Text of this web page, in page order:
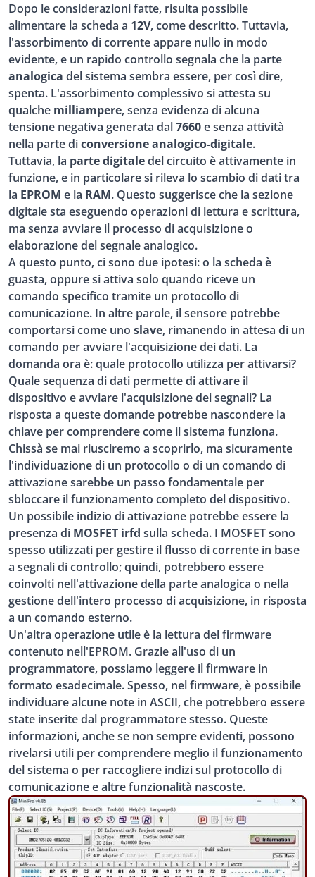
Dopo le considerazioni fatte, risulta possibile
alimentare la scheda a 12V, come descritto. Tuttavia,
l'assorbimento di corrente appare nullo in modo
evidente, e un rapido controllo segnala che la parte
analogica del sistema sembra essere, per così dire,
spenta. L'assorbimento complessivo si attesta su
qualche milliampere, senza evidenza di alcuna
tensione negativa generata dal7660e senza attività
nella parte diconversione analogico-digitale.
Tuttavia, la parte digitaledel circuito è attivamente in
funzione, e in particolare si rileva lo scambio di dati tra
la EPROM e la RAM. Questo suggerisce che la sezione
digitale sta eseguendo operazioni di lettura e scrittura,
ma senza avviare il processo di acquisizione o
elaborazione del segnale analogico.
A questo punto, ci sono due ipotesi: o la scheda è
guasta, oppure si attiva solo quando riceve un
comando specifico tramite un protocollo di
comunicazione. In altre parole, il sensore potrebbe
comportarsi come uno slave, rimanendo in attesa di un
comando per avviare l'acquisizione dei dati. La
domanda ora è: quale protocollo utilizza per attivarsi?
Quale sequenza di dati permette di attivare il
dispositivo e avviare l'acquisizione dei segnali? La
risposta a queste domande potrebbe nascondere la
chiave per comprendere come il sistema funziona.
Chissà se mai riusciremo a scoprirlo, ma sicuramente
l'individuazione di un protocollo o di un comando di
attivazione sarebbe un passo fondamentale per
sbloccare il funzionamento completo del dispositivo.
Un possibile indizio di attivazione potrebbe essere la
presenza di MOSFET irfd sulla scheda. I MOSFET sono
spesso utilizzati per gestire il flusso di corrente in base
a segnali di controllo; quindi, potrebbero essere
coinvolti nell'attivazione della parte analogica o nella
gestione dell'intero processo di acquisizione, in risposta
a un comando esterno.
Un'altra operazione utile è la lettura del firmware
contenuto nell'EPROM. Grazie all'uso di un
programmatore, possiamo leggere il firmware in
formato esadecimale. Spesso, nel firmware, è possibile
individuare alcune note in ASCII, che potrebbero essere
state inserite dal programmatore stesso. Queste
informazioni, anche se non sempre evidenti, possono
rivelarsi utili per comprendere meglio il funzionamento
del sistema o per raccogliere indizi sul protocollo di
comunicazione e altre funzionalità nascoste.